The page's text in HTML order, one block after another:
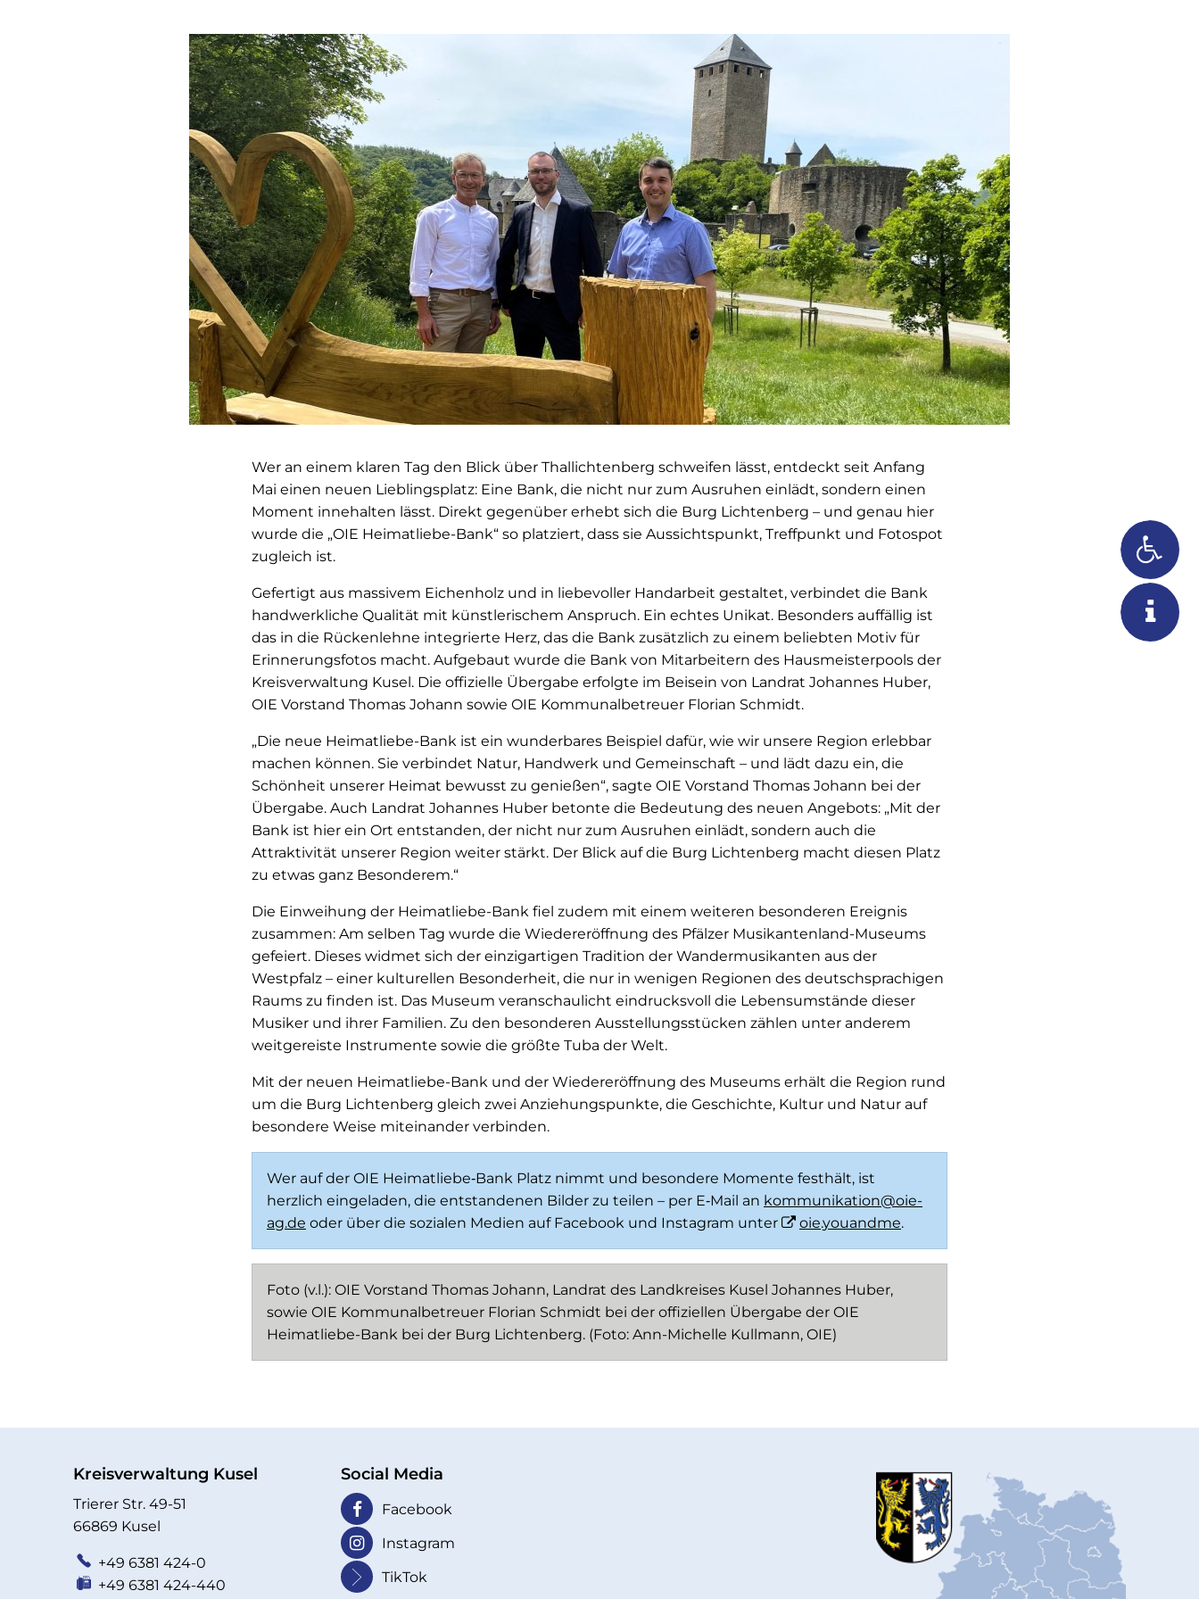
Wer an einem klaren Tag den Blick über Thallichtenberg schweifen lässt, entdeckt seit Anfang
Mai einen neuen Lieblingsplatz: Eine Bank, die nicht nur zum Ausruhen einlädt, sondern einen
Moment innehalten lässt. Direkt gegenüber erhebt sich die Burg Lichtenberg – und genau hier
wurde die „OIE Heimatliebe-Bank“ so platziert, dass sie Aussichtspunkt, Treffpunkt und Fotospot
zugleich ist.
Gefertigt aus massivem Eichenholz und in liebevoller Handarbeit gestaltet, verbindet die Bank
handwerkliche Qualität mit künstlerischem Anspruch. Ein echtes Unikat. Besonders auffällig ist
das in die Rückenlehne integrierte Herz, das die Bank zusätzlich zu einem beliebten Motiv für
Erinnerungsfotos macht. Aufgebaut wurde die Bank von Mitarbeitern des Hausmeisterpools der
Kreisverwaltung Kusel. Die offizielle Übergabe erfolgte im Beisein von Landrat Johannes Huber,
OIE Vorstand Thomas Johann sowie OIE Kommunalbetreuer Florian Schmidt.
„Die neue Heimatliebe-Bank ist ein wunderbares Beispiel dafür, wie wir unsere Region erlebbar
machen können. Sie verbindet Natur, Handwerk und Gemeinschaft – und lädt dazu ein, die
Schönheit unserer Heimat bewusst zu genießen“, sagte OIE Vorstand Thomas Johann bei der
Übergabe. Auch Landrat Johannes Huber betonte die Bedeutung des neuen Angebots: „Mit der
Bank ist hier ein Ort entstanden, der nicht nur zum Ausruhen einlädt, sondern auch die
Attraktivität unserer Region weiter stärkt. Der Blick auf die Burg Lichtenberg macht diesen Platz
zu etwas ganz Besonderem.“
Die Einweihung der Heimatliebe-Bank fiel zudem mit einem weiteren besonderen Ereignis
zusammen: Am selben Tag wurde die Wiedereröffnung des Pfälzer Musikantenland-Museums
gefeiert. Dieses widmet sich der einzigartigen Tradition der Wandermusikanten aus der
Westpfalz – einer kulturellen Besonderheit, die nur in wenigen Regionen des deutschsprachigen
Raums zu finden ist. Das Museum veranschaulicht eindrucksvoll die Lebensumstände dieser
Musiker und ihrer Familien. Zu den besonderen Ausstellungsstücken zählen unter anderem
weitgereiste Instrumente sowie die größte Tuba der Welt.
Mit der neuen Heimatliebe-Bank und der Wiedereröffnung des Museums erhält die Region rund
um die Burg Lichtenberg gleich zwei Anziehungspunkte, die Geschichte, Kultur und Natur auf
besondere Weise miteinander verbinden.
Wer auf der OIE Heimatliebe‑Bank Platz nimmt und besondere Momente festhält, ist
herzlich eingeladen, die entstandenen Bilder zu teilen – per E‑Mail an kommunikation@oie-
ag.de oder über die sozialen Medien auf Facebook und Instagram unter oie.youandme.
Foto (v.l.): OIE Vorstand Thomas Johann, Landrat des Landkreises Kusel Johannes Huber,
sowie OIE Kommunalbetreuer Florian Schmidt bei der offiziellen Übergabe der OIE
Heimatliebe-Bank bei der Burg Lichtenberg. (Foto: Ann-Michelle Kullmann, OIE)
Kreisverwaltung Kusel
Trierer Str. 49-51
66869 Kusel
+49 6381 424-0
+49 6381 424-440
Social Media
Facebook
Instagram
TikTok